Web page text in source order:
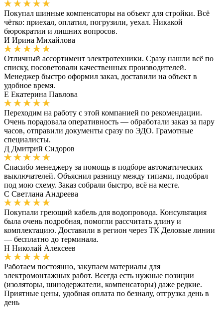
Покупал шинные компенсаторы на объект для стройки. Всё
чётко: приехал, оплатил, погрузили, уехал. Никакой
бюрократии и лишних вопросов.
И Ирина Михайлова
Отличный ассортимент электротехники. Сразу нашли всё по
списку, посоветовали качественных производителей.
Менеджер быстро оформил заказ, доставили на объект в
удобное время.
Е Екатерина Павлова
Переходим на работу с этой компанией по рекомендации.
Очень порадовала оперативность — обработали заказ за пару
часов, отправили документы сразу по ЭДО. Грамотные
специалисты.
Д Дмитрий Сидоров
Спасибо менеджеру за помощь в подборе автоматических
выключателей. Объяснил разницу между типами, подобрал
под мою схему. Заказ собрали быстро, всё на месте.
С Светлана Андреева
Покупали греющий кабель для водопровода. Консультация
была очень подробная, помогли рассчитать длину и
комплектацию. Доставили в регион через ТК Деловые линии
— бесплатно до терминала.
Н Николай Алексеев
Работаем постоянно, закупаем материалы для
электромонтажных работ. Всегда есть нужные позиции
(изоляторы, шинодержатели, компенсаторы) даже редкие.
Приятные цены, удобная оплата по безналу, отгрузка день в
день